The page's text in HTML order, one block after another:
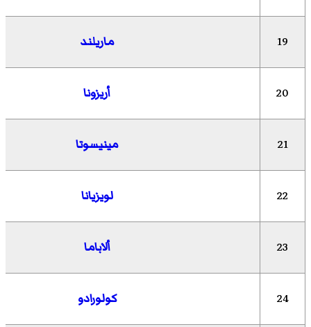
19 ماريلند
20 أريزونا
21 مينيسوتا
22 لويزيانا
23 ألاباما
24 كولورادو